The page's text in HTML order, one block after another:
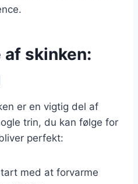
af skinken:
er en vigtig del af
trin, du kan følge for
perfekt:
med at forvarme